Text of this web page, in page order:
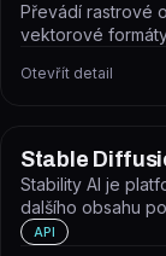
Převádí rastrové
vektorové formáty
Otevřít detail
Stable
Stability AI je
dalšího obsahu
API